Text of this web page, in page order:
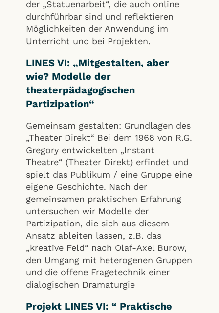
der „Statuenarbeit“, die auch online
durchführbar sind und reflektieren
Möglichkeiten der Anwendung im
Unterricht und bei Projekten.
LINES VI: „Mitgestalten, aber
wie? Modelle der
theaterpädagogischen
Partizipation“
Gemeinsam gestalten: Grundlagen des
„Theater Direkt“ Bei dem 1968 von R.G.
Gregory entwickelten „Instant
Theatre“ (Theater Direkt) erfindet und
spielt das Publikum / eine Gruppe eine
eigene Geschichte. Nach der
gemeinsamen praktischen Erfahrung
untersuchen wir Modelle der
Partizipation, die sich aus diesem
Ansatz ableiten lassen, z.B. das
„kreative Feld“ nach Olaf-Axel Burow,
den Umgang mit heterogenen Gruppen
und die offene Fragetechnik einer
dialogischen Dramaturgie
Projekt LINES VI: “ Praktische